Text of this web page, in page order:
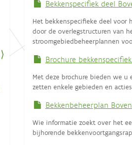
Bekkenspecifiek deel
Het bekkenspecifieke deel voor
door de overlegstructuren van
stroomgebiedbeheerplannen
Brochure
Met deze brochure bieden we u
zetten enkele gebieden en
Bekkenbeheerplan
Wie informatie zoekt over het
bijhorende